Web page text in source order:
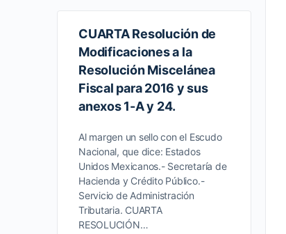
CUARTA Resolución de
Modificaciones a la
Resolución Miscelánea
Fiscal para 2016 y sus
anexos 1-A y 24.
Al margen un sello con el Escudo
Nacional, que dice: Estados
Unidos Mexicanos.- Secretaría de
Hacienda y Crédito Público.-
Servicio de Administración
Tributaria. CUARTA
RESOLUCIÓN…